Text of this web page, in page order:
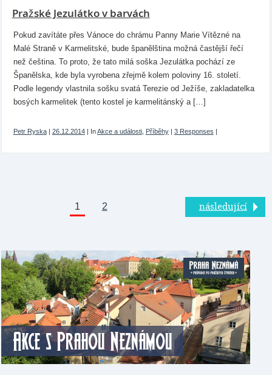
Pražské Jezulátko v barvách
Pokud zavítáte přes Vánoce do chrámu Panny Marie Vítězné na
Malé Straně v Karmelitské, bude španělština možná častější řečí
než čeština. To proto, že tato milá soška Jezulátka pochází ze
Španělska, kde byla vyrobena zřejmě kolem poloviny 16. století.
Podle legendy vlastnila sošku svatá Terezie od Ježíše, zakladatelka
bosých karmelitek (tento kostel je karmelitánský a […]
Petr Ryska| 26.12.2014| InAkce a události, Příběhy| 3 Responses
1 2 následující